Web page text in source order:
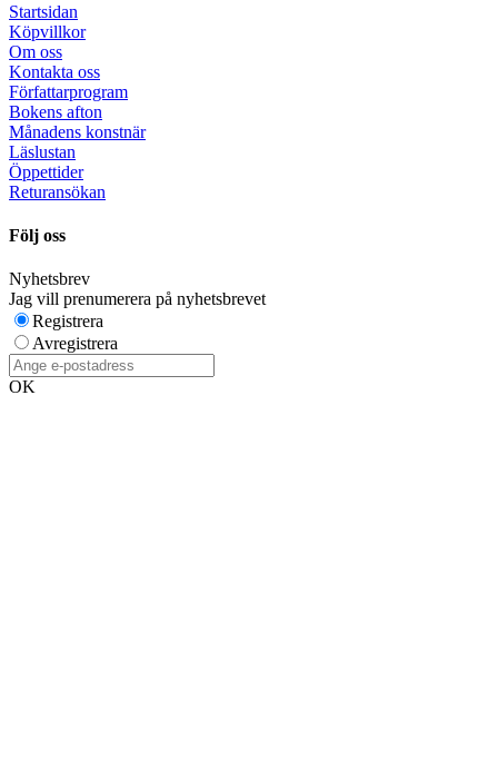
Startsidan
Köpvillkor
Om oss
Kontakta oss
Författarprogram
Bokens afton
Månadens konstnär
Läslustan
Öppettider
Returansökan
Följ oss
Nyhetsbrev
Jag vill prenumerera på nyhetsbrevet
Registrera
Avregistrera
OK